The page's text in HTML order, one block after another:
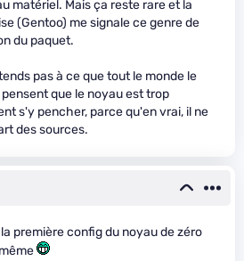
matériel. Mais ça reste rare et la
(Gentoo) me signale ce genre de
du paquet.
pas à ce que tout le monde le
que le noyau est trop
s'y pencher, parce qu'en vrai, il ne
des sources.
première config du noyau de zéro